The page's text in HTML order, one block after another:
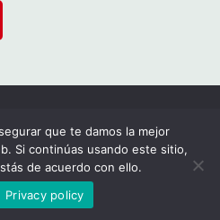
reservados 2024.
|
Tema: Fairy por
Themes.
que te damos la mejor
Si continúas usando este sitio,
de acuerdo con ello.
Privacy policy